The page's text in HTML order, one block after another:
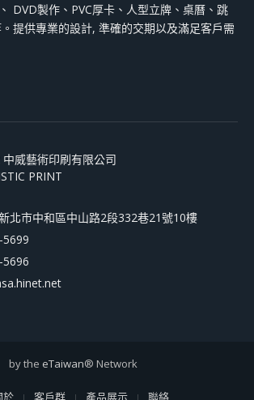
DVD製作、PVC厚卡、人型立牌、桌曆、跳
提供專業的設計, 準確的交期以及滿足客戶需
威藝術印刷有限公司
PRINT
北市中和區中山路2段332巷21號10樓
5699
5696
by the eTaiwan® Network
於 客戶群 產品展示 聯絡